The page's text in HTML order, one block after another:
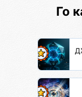
Го